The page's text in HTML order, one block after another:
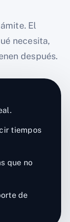
El
necesita,
después.
tiempos
que no
de